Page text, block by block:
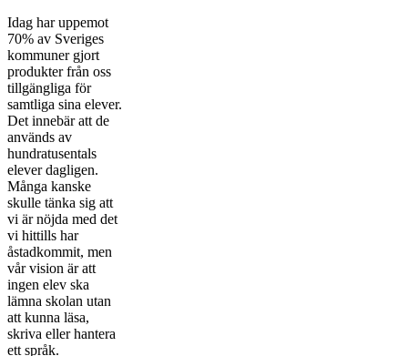
Idag har uppemot
70% av Sveriges
kommuner gjort
produkter från oss
tillgängliga för
samtliga sina elever.
Det innebär att de
används av
hundratusentals
elever dagligen.
Många kanske
skulle tänka sig att
vi är nöjda med det
vi hittills har
åstadkommit, men
vår vision är att
ingen elev ska
lämna skolan utan
att kunna läsa,
skriva eller hantera
ett språk.